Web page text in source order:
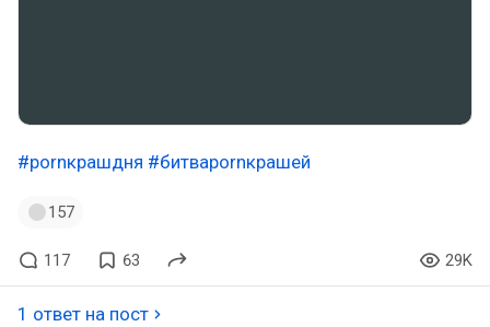
#pornкрашдня #битваpornкрашей
157
117 63 29K
1 ответ на пост